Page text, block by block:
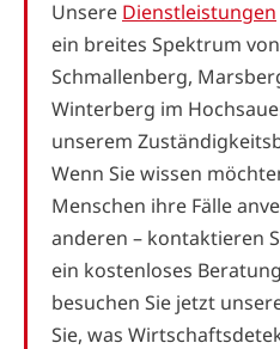
Unsere Dienstleistungen
ein breites Spektrum
Schmallenberg,
Winterberg im
unserem
Wenn Sie wissen
Menschen ihre Fälle
anderen – kontaktieren
ein kostenloses
besuchen Sie jetzt
Sie, was